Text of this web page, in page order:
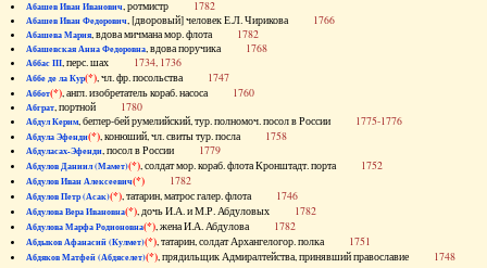
Абашев Иван Иванович, ротмистр 1782
Абашев Иван Федорович, [дворовый] человек Е.Л. Чирикова 1766
Абашева Мария, вдова мичмана мор. флота 1782
Абашевская Анна Федоровна, вдова поручика 1768
Аббас III, перс. шах 1734, 1736
Аббе де ла Кур(*), чл. фр. посольства 1747
Аббот(*), англ. изобретатель кораб. насоса 1760
Абграт, портной 1780
Абдул Керим, беглер-бей румелийский, тур. полномоч. посол в России 1775-1776
Абдула Эфенди(*), конюший, чл. свиты тур. посла 1758
Абдуласах-Эфенди, посол в России 1779
Абдулов Даниил (Мамет)(*), солдат мор. кораб. флота Кронштадт. порта 1752
Абдулов Иван Алексеевич(*) 1782
Абдулов Петр (Асак)(*), татарин, матрос галер. флота 1746
Абдулова Вера Ивановна(*), дочь И.А. и М.Р. Абдуловых 1782
Абдулова Марфа Родионовна(*), жена И.А. Абдулова 1782
Абдыков Афанасий (Кулмет)(*), татарин, солдат Архангелогор. полка 1751
Абдяков Матфей (Абдяселет)(*), прядильщик Адмиралтейства, принявший православие 1748